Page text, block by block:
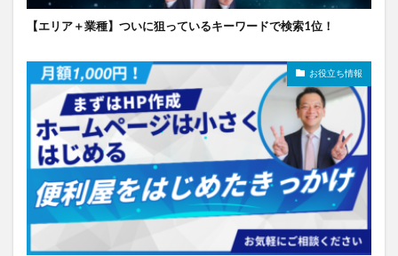
【エリア＋業種】ついに狙っているキーワードで検索1位！
お役立ち情報